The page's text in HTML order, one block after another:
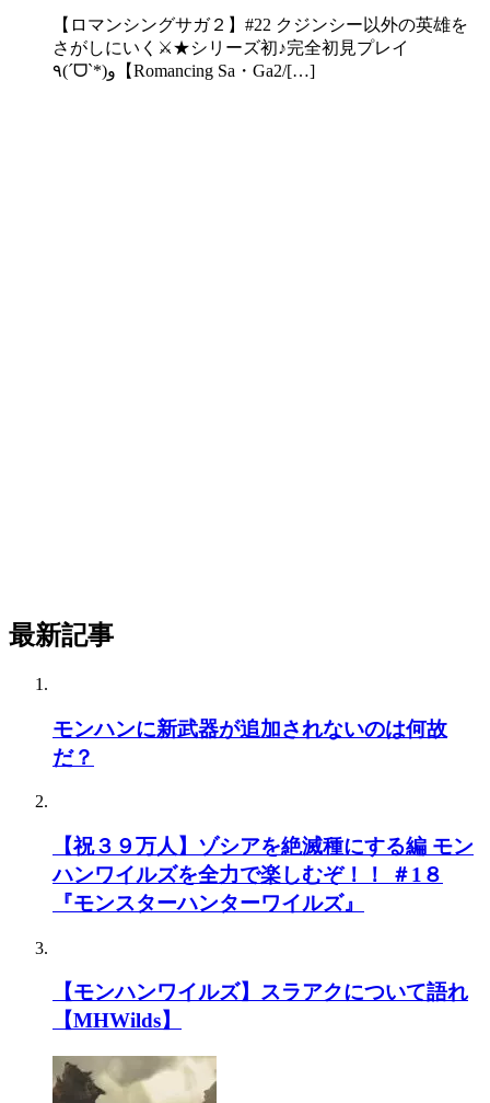
【ロマンシングサガ２】#22 クジンシー以外の英雄を
さがしにいく⚔️★シリーズ初♪完全初見プレイ
٩(ˊᗜˋ*)و【Romancing Sa・Ga2/[…]
最新記事
モンハンに新武器が追加されないのは何故
だ？
【祝３９万人】ゾシアを絶滅種にする編 モン
ハンワイルズを全力で楽しむぞ！！ ＃1８
『モンスターハンターワイルズ』
【モンハンワイルズ】スラアクについて語れ
【MHWilds】